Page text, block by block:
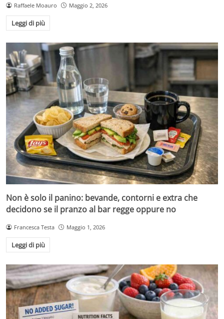
Raffaele Moauro Maggio 2, 2026
Leggi di più
Non è solo il panino: bevande, contorni e extra che
decidono se il pranzo al bar regge oppure no
Francesca Testa Maggio 1, 2026
Leggi di più